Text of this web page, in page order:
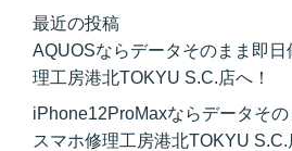
最近の投稿
AQUOSならデータそのまま即
理工房港北TOKYU S.C.店へ！
iPhone12ProMaxならデータそ
スマホ修理工房港北TOKYU S.C.